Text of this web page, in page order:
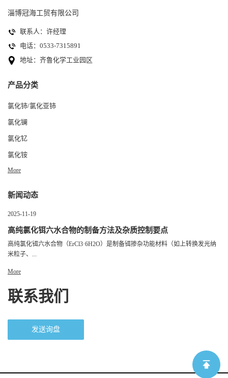
淄博冠海工贸有限公司
联系人：许经理
电话：0533-7315891
地址：齐鲁化学工业园区
产品分类
氯化铈/氯化亚铈
氯化镧
氯化钇
氯化铵
More
新闻动态
2025-11-19
高纯氯化铒六水合物的制备方法及杂质控制要点
高纯氯化铒六水合物（ErCl3·6H2O）是制备铒掺杂功能材料（如上转换发光纳
米粒子、...
More
联系我们
发送询盘